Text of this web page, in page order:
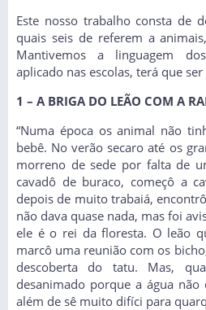
Este nosso trabalho consta de
quais seis de referem a
Mantivemos a linguagem
aplicado nas escolas, terá que
1 – A BRIGA DO LEÃO COM A
“Numa época os animal não
bebê. No verão secaro até os
morreno de sede por falta de
cavadô de buraco, começô a
depois de muito trabaiá,
não dava quase nada, mas foi
ele é o rei da floresta. O leão
marcô uma reunião com os
descoberta do tatu. Mas,
desanimado porque a água
além de sê muito difíci para